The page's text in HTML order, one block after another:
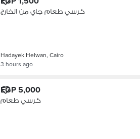
كرسي طعام جاي من الخارج
Hadayek Helwan, Cairo
3 hours ago
EGP 5,000
كرسي طعام